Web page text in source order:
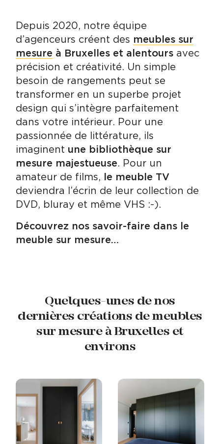
Depuis 2020, notre équipe
d’agenceurs créent des meubles sur
mesure à Bruxelles et alentours avec
précision et créativité. Un simple
besoin de rangements peut se
transformer en un superbe projet
design qui s’intègre parfaitement
dans votre intérieur. Pour une
passionnée de littérature, ils
imaginent une bibliothèque sur
mesure majestueuse. Pour un
amateur de films,
le meuble TV
deviendra l’écrin de leur collection de
DVD, bluray et même VHS :-).
Découvrez nos savoir-faire dans le
meuble sur mesure…
Quelques-unes de nos
dernières créations de meubles
sur mesure à Bruxelles et
environs